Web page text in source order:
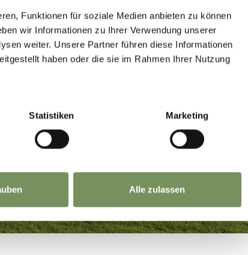
Funktionen für soziale Medien anbieten zu können
wir Informationen zu Ihrer Verwendung unserer
weiter. Unsere Partner führen diese Informationen
haben oder die sie im Rahmen Ihrer Nutzung
Statistiken Marketing
Alle zulassen